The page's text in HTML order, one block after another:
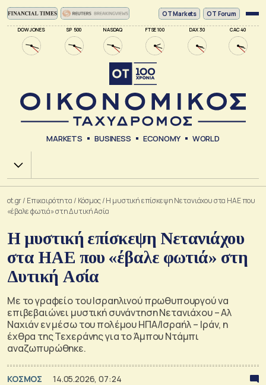
DOW JONES SP 500 NASDAQ FTSE 100 DAX 30 CAC 40
ΟΤ Markets OT Forum
MARKETS BUSINESS ECONOMY WORLD
Χ.Α.
ot.gr/ Επικαιρότητα / Κόσμος/Η μυστική επίσκεψη Νετανιάχου στα ΗΑΕ που
«έβαλε φωτιά» στη Δυτική Ασία
Η μυστική επίσκεψη Νετανιάχου
στα ΗΑΕ που «έβαλε φωτιά» στη
Δυτική Ασία
Με το γραφείο του Ισραηλινού πρωθυπουργού να
επιβεβαιώνει μυστική συνάντηση Νετανιάχου – Αλ
Ναχιάν εν μέσω του πολέμου ΗΠΑ/Ισραήλ – Ιράν, η
έχθρα της Τεχεράνης για το Άμπου Ντάμπι
αναζωπυρώθηκε.
ΚΟΣΜΟΣ 14.05.2026, 07:24